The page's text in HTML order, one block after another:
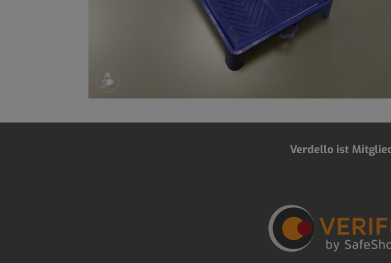
Verdello ist